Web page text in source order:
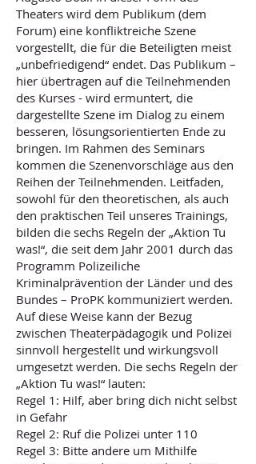
Theaters wird dem Publikum (dem
Forum) eine konfliktreiche Szene
vorgestellt, die für die Beteiligten meist
„unbefriedigend“ endet. Das Publikum –
hier übertragen auf die Teilnehmenden
des Kurses - wird ermuntert, die
dargestellte Szene im Dialog zu einem
besseren, lösungsorientierten Ende zu
bringen. Im Rahmen des Seminars
kommen die Szenenvorschläge aus den
Reihen der Teilnehmenden. Leitfaden,
sowohl für den theoretischen, als auch
den praktischen Teil unseres Trainings,
bilden die sechs Regeln der „Aktion Tu
was!“, die seit dem Jahr 2001 durch das
Programm Polizeiliche
Kriminalprävention der Länder und des
Bundes – ProPK kommuniziert werden.
Auf diese Weise kann der Bezug
zwischen Theaterpädagogik und Polizei
sinnvoll hergestellt und wirkungsvoll
umgesetzt werden. Die sechs Regeln der
„Aktion Tu was!“ lauten:
Regel 1: Hilf, aber bring dich nicht selbst
in Gefahr
Regel 2: Ruf die Polizei unter 110
Regel 3: Bitte andere um Mithilfe